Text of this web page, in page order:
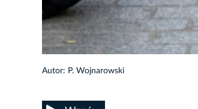
Autor: P. Wojnarowski